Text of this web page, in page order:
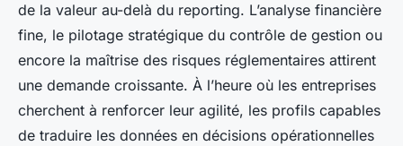
de la valeur au-delà du reporting. L’analyse financière
fine, le pilotage stratégique du contrôle de gestion ou
encore la maîtrise des risques réglementaires attirent
une demande croissante. À l’heure où les entreprises
cherchent à renforcer leur agilité, les profils capables
de traduire les données en décisions opérationnelles